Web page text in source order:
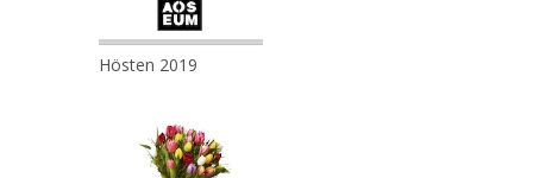
Hösten 2019